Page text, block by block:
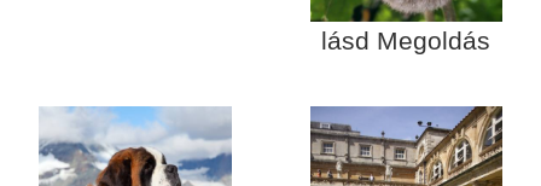
lásd Megoldás